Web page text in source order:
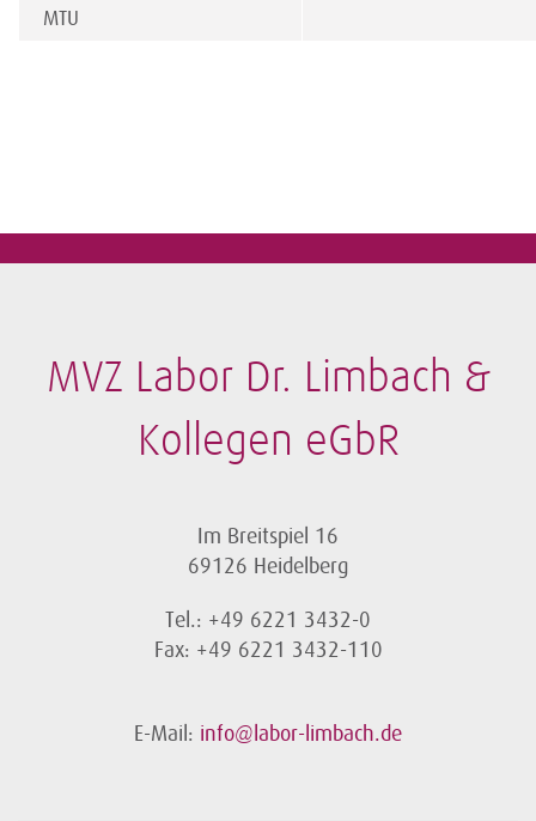
MTU
MVZ Labor Dr. Limbach &
Kollegen eGbR
Im Breitspiel 16
69126 Heidelberg
Tel.: +49 6221 3432-0
Fax: +49 6221 3432-110
E-Mail: info@labor-limbach.de